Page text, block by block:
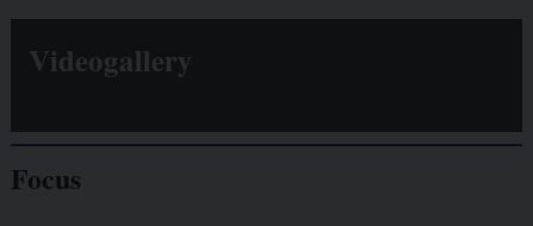
Videogallery
Focus